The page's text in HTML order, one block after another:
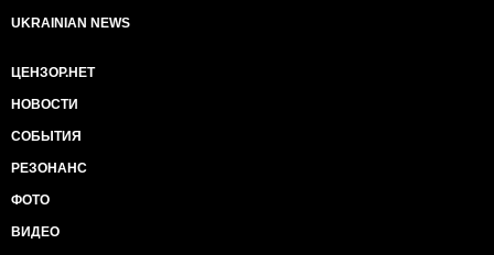
UKRAINIAN NEWS
ЦЕНЗОР.НЕТ
НОВОСТИ
СОБЫТИЯ
РЕЗОНАНС
ФОТО
ВИДЕО